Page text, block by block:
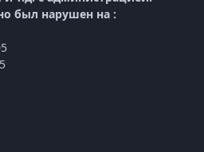
был нарушен на :